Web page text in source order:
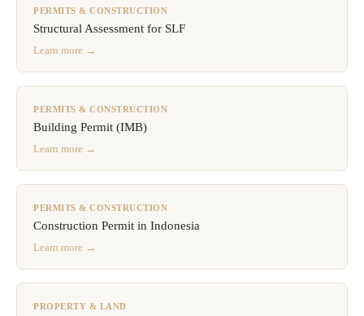
PERMITS & CONSTRUCTION
Structural Assessment for SLF
Learn more →
PERMITS & CONSTRUCTION
Building Permit (IMB)
Learn more →
PERMITS & CONSTRUCTION
Construction Permit in Indonesia
Learn more →
PROPERTY & LAND